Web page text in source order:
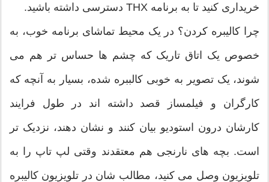
خریداری کنید تا به برنامه THX دسترسی داشته باشید.
چرا کالیبره کردن؟ در یک محیط تماشای برنامه خوب، به
خصوص یک اتاق تاریک که چشم ها حساس تر هم می
شوند، یک تصویر به خوبی کالببره شده، بسیار به آنچه که
کارگران و فیلمساز قصد داشته اند در طول فرایند
کارشان درون استودیو بیان کنند و نشان دهند، نزدیک تر
است. بچه های نارنجی هم معتقدند وقتی لپ تاپ را به
تلویزیون وصل می کنید، مطالب شان در تلویزیون کالیبره